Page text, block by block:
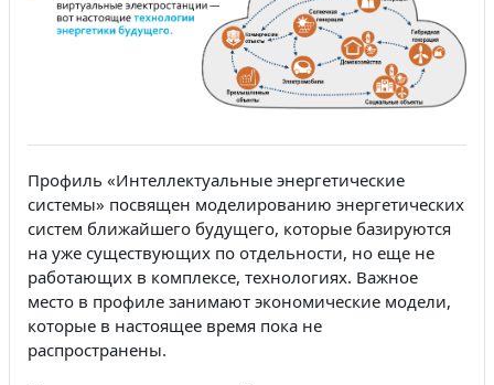
Профиль «Интеллектуальные энергетические
системы» посвящен моделированию энергетических
систем ближайшего будущего, которые базируются
на уже существующих по отдельности, но еще не
работающих в комплексе, технологиях. Важное
место в профиле занимают экономические модели,
которые в настоящее время пока не
распространены.